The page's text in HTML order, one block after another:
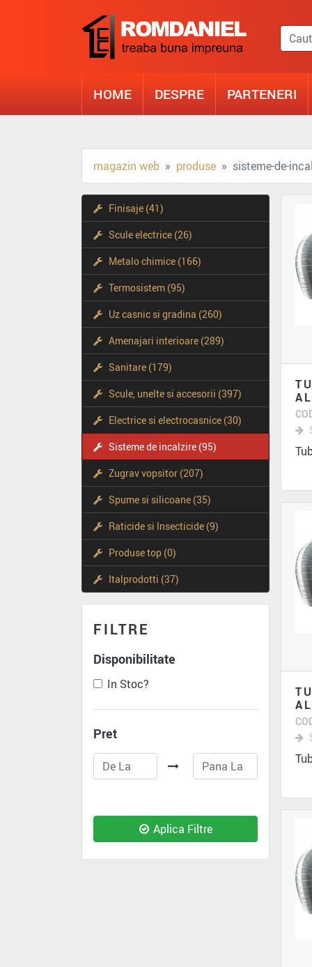
HOME DESPRE PARTENERI
magazin web produse sisteme-de-
Finisaje (41)
Scule electrice (26)
Metalo chimice (166)
Termosistem (95)
Uz casnic si gradina (260)
Amenajari interioare (289)
Sanitare (179)
Scule, unelte si accesorii (397)
Electrice si electrocasnice (30)
Sisteme de incalzire (95)
Zugrav vopsitor (207)
Spume si silicoane (35)
Raticide si Insecticide (9)
Produse top (0)
Italprodotti (37)
FILTRE
Disponibilitate
In Stoc?
Pret
Aplica Filtre